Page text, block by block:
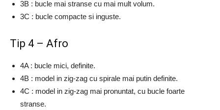
3B : bucle mai stranse cu mai mult volum.
3C : bucle compacte si inguste.
Tip 4 – Afro
4A : bucle mici, definite.
4B : model in zig-zag cu spirale mai putin definite.
4C : model in zig-zag mai pronuntat, cu bucle foarte
stranse.